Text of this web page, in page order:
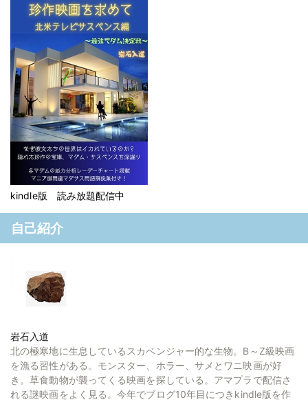
kindle版 読み放題配信中
自己紹介
岩石入道
北の極寒地に生息しているスカベンジャー的な生物。B～Z級映画
を漁る習性がある。モンスター、ホラー、サメとワニ映画が好
き。草食動物が襲ってくる映画を探している。アマプラで配信さ
れる謎映画をよく見る。今年でブログ10年目につきkindle版を作